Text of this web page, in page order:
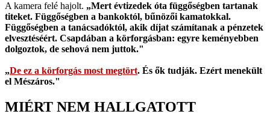
A kamera felé hajolt. „Mert évtizedek óta függőségben tartanak
titeket. Függőségben a bankoktól, bűnözői kamatokkal.
Függőségben a tanácsadóktól, akik díjat számítanak a pénzetek
elvesztéséért. Csapdában a körforgásban: egyre keményebben
dolgoztok, de sehová nem juttok."
„De ez a körforgás most megtört. És ők tudják. Ezért menekült
el Mészáros."
MIÉRT NEM HALLGATOTT